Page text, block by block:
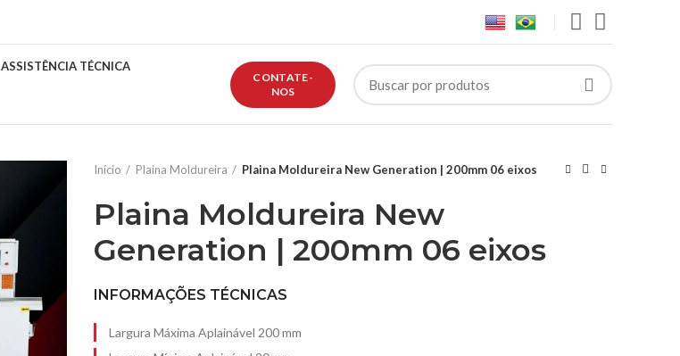
ASSISTÊNCIA TÉCNICA
CONTATE-
NOS
Início Plaina Moldureira Plaina Moldureira New Generation | 200mm 06 eixos
Plaina Moldureira New
Generation | 200mm 06 eixos
INFORMAÇÕES TÉCNICAS
Largura Máxima Aplainável 200 mm